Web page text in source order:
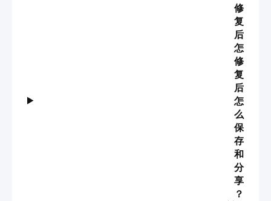
修
复
后
怎
修
复
后
怎
么
保
存
和
分
享
？